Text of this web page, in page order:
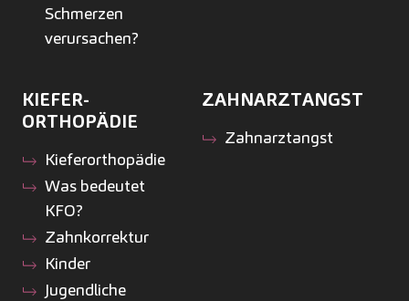
Schmerzen
verursachen?
KIEFER­
ORTHOPÄDIE
Kiefer­orthopädie
Was bedeutet
KFO?
Zahnkorrektur
Kinder
Jugendliche
ZAHNARZTANGST
Zahnarztangst